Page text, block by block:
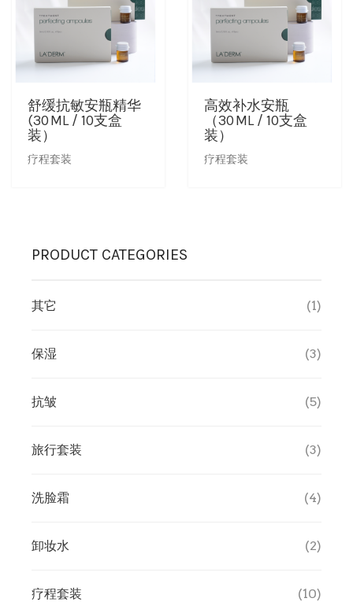
舒缓抗敏安瓶精华
(30 ML / 10支盒
装）
疗程套装
高效补水安瓶
（30 ML / 10支盒
装）
疗程套装
PRODUCT CATEGORIES
其它 (1)
保湿 (3)
抗皱 (5)
旅行套装 (3)
洗脸霜 (4)
卸妆水 (2)
疗程套装 (10)